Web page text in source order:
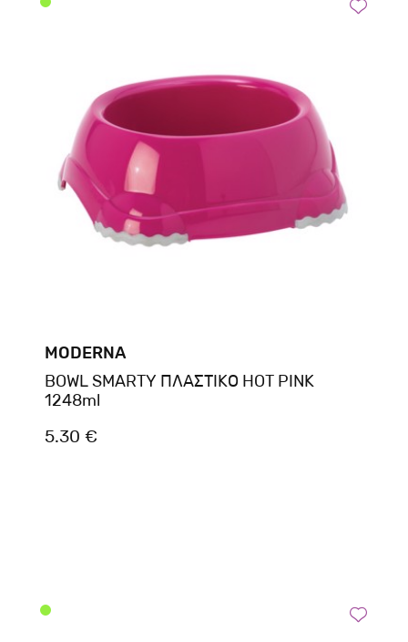
MODERNA
BOWL SMARTY ΠΛΑΣΤΙΚΟ HOT PINK
1248ml
5.30 €